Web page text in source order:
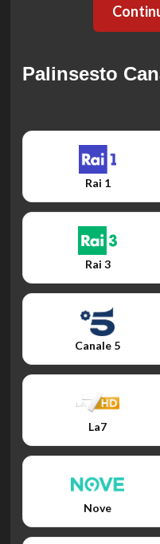
Palinsesto
Rai 1
Rai 3
Canale 5
La7
Nove